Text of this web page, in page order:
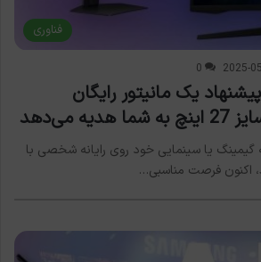
فناوری
2025-
0
یک مانیتور رایگان
گیمینگ یا سینمایی خود روی رایانه شخصی با
اکنون فرصت مناسبی…